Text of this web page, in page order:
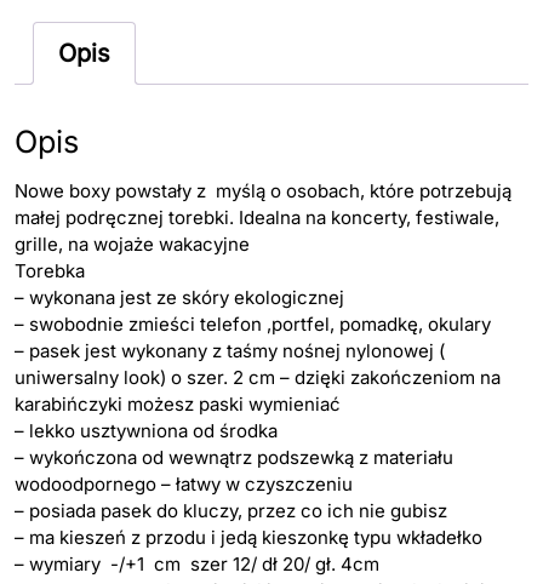
Opis
Opis
Nowe boxy powstały z myślą o osobach, które potrzebują
małej podręcznej torebki. Idealna na koncerty, festiwale,
grille, na wojaże wakacyjne
Torebka
– wykonana jest ze skóry ekologicznej
– swobodnie zmieści telefon ,portfel, pomadkę, okulary
– pasek jest wykonany z taśmy nośnej nylonowej (
uniwersalny look) o szer. 2 cm – dzięki zakończeniom na
karabińczyki możesz paski wymieniać
– lekko usztywniona od środka
– wykończona od wewnątrz podszewką z materiału
wodoodpornego – łatwy w czyszczeniu
– posiada pasek do kluczy, przez co ich nie gubisz
– ma kieszeń z przodu i jedą kieszonkę typu wkładełko
– wymiary -/+1 cm szer 12/ dł 20/ gł. 4cm